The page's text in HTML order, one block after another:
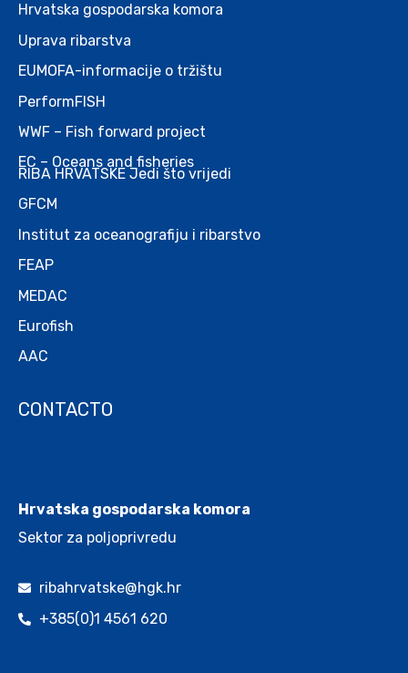
Hrvatska gospodarska komora
Uprava ribarstva
EUMOFA-informacije o tržištu
PerformFISH
WWF – Fish forward project
EC – Oceans and fisheries
RIBA HRVATSKE Jedi što vrijedi
GFCM
Institut za oceanografiju i ribarstvo
FEAP
MEDAC
Eurofish
AAC
CONTACTO
Hrvatska gospodarska komora
Sektor za poljoprivredu
ribahrvatske@hgk.hr
+385(0)1 4561 620